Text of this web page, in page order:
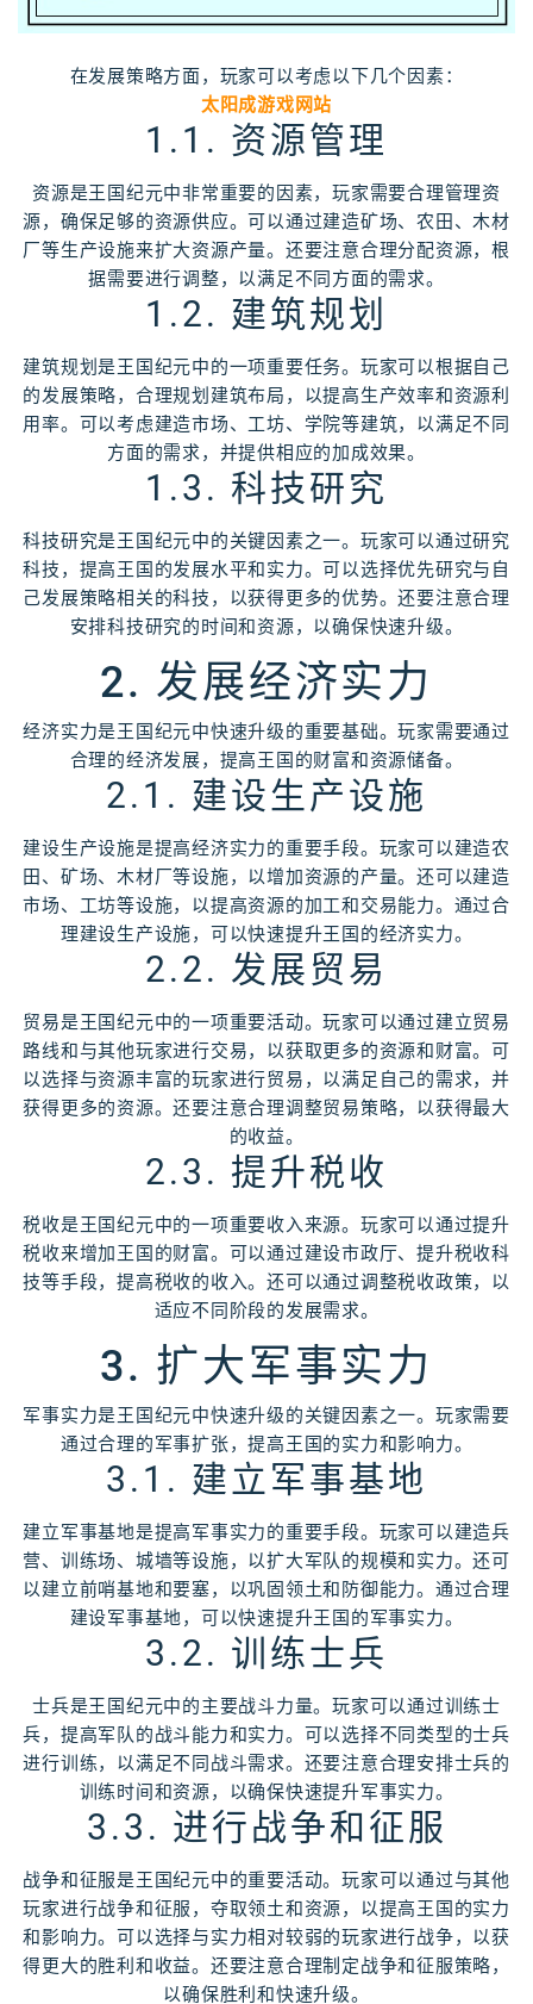
在发展策略方面，玩家可以考虑以下几个因素：
太阳成游戏网站
1.1. 资源管理
资源是王国纪元中非常重要的因素，玩家需要合理管理资
源，确保足够的资源供应。可以通过建造矿场、农田、木材
厂等生产设施来扩大资源产量。还要注意合理分配资源，根
据需要进行调整，以满足不同方面的需求。
1.2. 建筑规划
建筑规划是王国纪元中的一项重要任务。玩家可以根据自己
的发展策略，合理规划建筑布局，以提高生产效率和资源利
用率。可以考虑建造市场、工坊、学院等建筑，以满足不同
方面的需求，并提供相应的加成效果。
1.3. 科技研究
科技研究是王国纪元中的关键因素之一。玩家可以通过研究
科技，提高王国的发展水平和实力。可以选择优先研究与自
己发展策略相关的科技，以获得更多的优势。还要注意合理
安排科技研究的时间和资源，以确保快速升级。
2. 发展经济实力
经济实力是王国纪元中快速升级的重要基础。玩家需要通过
合理的经济发展，提高王国的财富和资源储备。
2.1. 建设生产设施
建设生产设施是提高经济实力的重要手段。玩家可以建造农
田、矿场、木材厂等设施，以增加资源的产量。还可以建造
市场、工坊等设施，以提高资源的加工和交易能力。通过合
理建设生产设施，可以快速提升王国的经济实力。
2.2. 发展贸易
贸易是王国纪元中的一项重要活动。玩家可以通过建立贸易
路线和与其他玩家进行交易，以获取更多的资源和财富。可
以选择与资源丰富的玩家进行贸易，以满足自己的需求，并
获得更多的资源。还要注意合理调整贸易策略，以获得最大
的收益。
2.3. 提升税收
税收是王国纪元中的一项重要收入来源。玩家可以通过提升
税收来增加王国的财富。可以通过建设市政厅、提升税收科
技等手段，提高税收的收入。还可以通过调整税收政策，以
适应不同阶段的发展需求。
3. 扩大军事实力
军事实力是王国纪元中快速升级的关键因素之一。玩家需要
通过合理的军事扩张，提高王国的实力和影响力。
3.1. 建立军事基地
建立军事基地是提高军事实力的重要手段。玩家可以建造兵
营、训练场、城墙等设施，以扩大军队的规模和实力。还可
以建立前哨基地和要塞，以巩固领土和防御能力。通过合理
建设军事基地，可以快速提升王国的军事实力。
3.2. 训练士兵
士兵是王国纪元中的主要战斗力量。玩家可以通过训练士
兵，提高军队的战斗能力和实力。可以选择不同类型的士兵
进行训练，以满足不同战斗需求。还要注意合理安排士兵的
训练时间和资源，以确保快速提升军事实力。
3.3. 进行战争和征服
战争和征服是王国纪元中的重要活动。玩家可以通过与其他
玩家进行战争和征服，夺取领土和资源，以提高王国的实力
和影响力。可以选择与实力相对较弱的玩家进行战争，以获
得更大的胜利和收益。还要注意合理制定战争和征服策略，
以确保胜利和快速升级。